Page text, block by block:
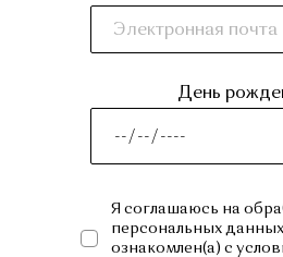
День
Я соглашаюсь на
персональных
ознакомлен(а) с